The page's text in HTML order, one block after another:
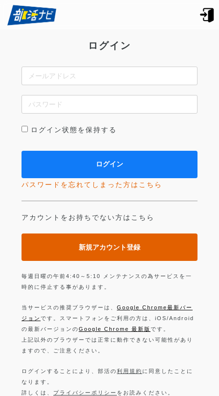
ログイン
ログイン状態を保持する
パスワードを忘れてしまった方はこちら
アカウントをお持ちでない方はこちら
新規アカウント登録
毎週日曜の午前4:40～5:10 メンテナンスの為サービスを一
時的に停止する事があります。
当サービスの推奨ブラウザーは、 Google Chrome最新バー
ジョン です。スマートフォンをご利用の方は、iOS/Android
の最新バージョンのGoogle Chrome 最新版 です。
上記以外のブラウザーでは正常に動作できない可能性があり
ますので、ご注意ください。
ログインすることにより、部活の利用規約 に同意したことに
なります。
詳しくは、 プライバシーポリシー をお読みください。